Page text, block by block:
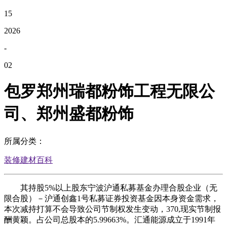
15
2026
-
02
包罗郑州瑞都粉饰工程无限公
司、郑州盛都粉饰
所属分类：
装修建材百科
其持股5%以上股东宁波沪通私募基金办理合股企业（无
限合股）－沪通创鑫1号私募证券投资基金因本身资金需求，
本次减持打算不会导致公司节制权发生变动，370,现实节制报
酬黄颖。占公司总股本的5.99663%。汇通能源成立于1991年